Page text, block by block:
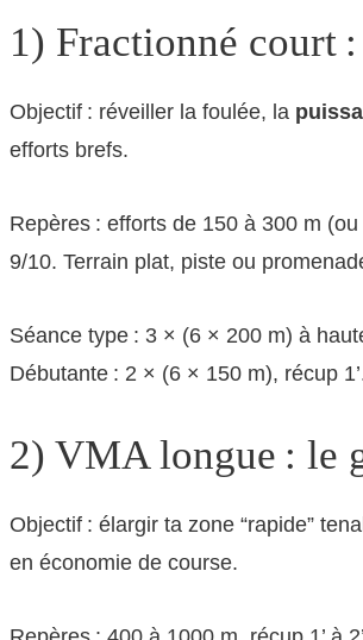
1) Fractionné court
Objectif : réveiller la foulée, la
efforts brefs.
Repères : efforts de 150 à 300 m (ou
9/10. Terrain plat, piste ou
Séance type : 3 × (6 × 200 m) à
Débutante : 2 × (6 × 150 m), récup
2) VMA longue : le
Objectif : élargir ta zone “rapide”
en économie de course.